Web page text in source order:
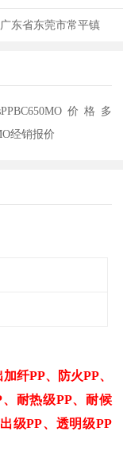
广东省东莞市常平镇
价格多
经销报价
加纤PP、防火PP、
、耐热级PP、耐候
级PP、透明级PP